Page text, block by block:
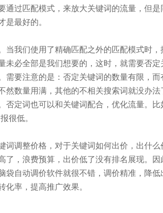
通过匹配模式，来放大关键词的流量，但
是最好的。
我们使用了精确匹配之外的匹配模式时，
未必全部是我们想要的，这时，就需要否定
需要注意的是：否定关键词的数量有限，而
然数量用满，其他的不相关搜索词就没办
否定词也可以和关键词配合，优化流量。比
很低。
调整价格，对于关键词如何出价，出什么
了，浪费预算，出价低了没有排名展现。因
袋自动调价软件就很不错，调价精准，降
化率，提高推广效果。